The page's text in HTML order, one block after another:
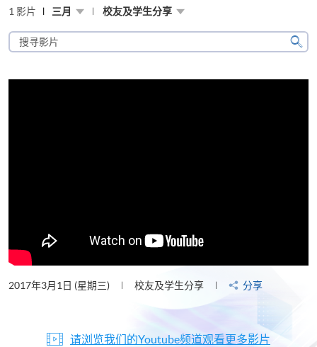
1 影片 三月 校友及学生分享
搜
寻
片
搜
2017年3月1日 (星期三) 校友及学生分享 分享
请浏览我们的Youtube频道观看更多影片